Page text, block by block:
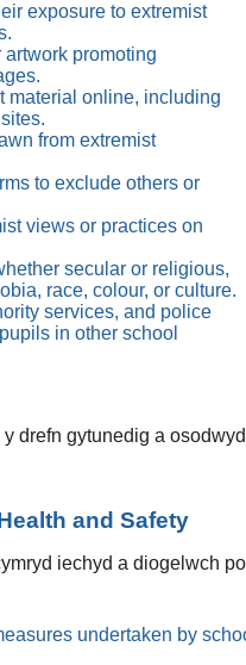
exposure to extremist
promoting
material online, including
from extremist
to exclude others or
views or practices on
secular or religious,
race, colour, or culture.
services, and police
in other school
drefn gytunedig a
and Safety
iechyd a diogelwch
undertaken by